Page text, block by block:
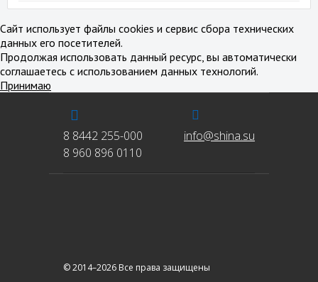
8 8442 255-000
8 960 896 0110
info@shina.su
© 2014–2026 Все права защищены
Сайт использует файлы cookies и сервис сбора технических
данных его посетителей.
Продолжая использовать данный ресурс, вы автоматически
соглашаетесь с использованием данных технологий.
Принимаю